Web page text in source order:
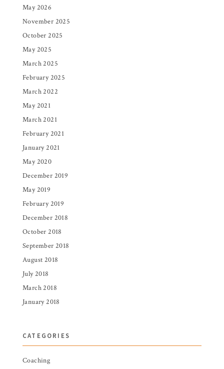
May 2026
November 2025
October 2025
May 2025
March 2025
February 2025
March 2022
May 2021
March 2021
February 2021
January 2021
May 2020
December 2019
May 2019
February 2019
December 2018
October 2018
September 2018
August 2018
July 2018
March 2018
January 2018
CATEGORIES
Coaching